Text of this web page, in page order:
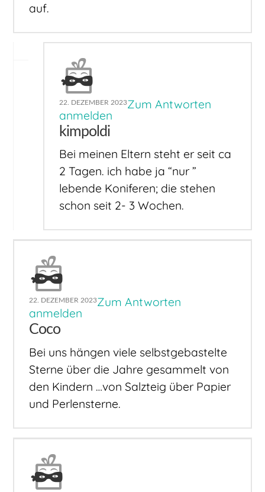
auf.
22. DEZEMBER 2023Zum Antworten
anmelden
kimpoldi
Bei meinen Eltern steht er seit ca
2 Tagen. ich habe ja “nur ”
lebende Koniferen; die stehen
schon seit 2- 3 Wochen.
22. DEZEMBER 2023Zum Antworten
anmelden
Coco
Bei uns hängen viele selbstgebastelte
Sterne über die Jahre gesammelt von
den Kindern …von Salzteig über Papier
und Perlensterne.